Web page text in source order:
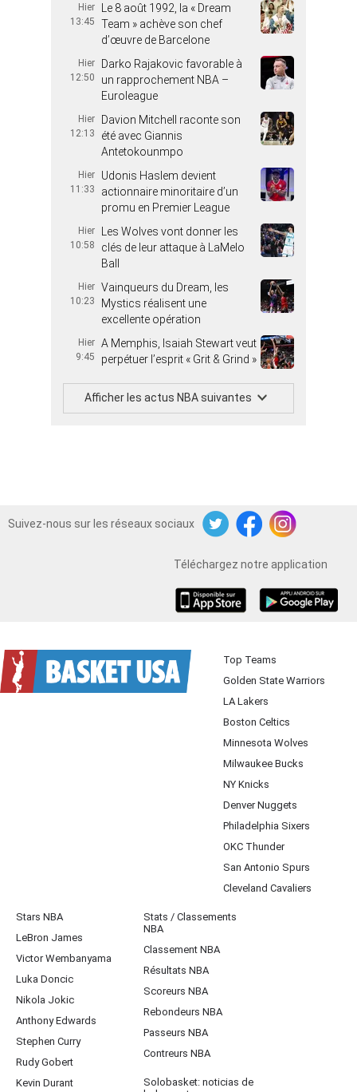
Hier
13:45
Le 8 août 1992, la « Dream
Team » achève son chef
d’œuvre de Barcelone
Hier
12:50
Darko Rajakovic favorable à
un rapprochement NBA –
Euroleague
Hier
12:13
Davion Mitchell raconte son
été avec Giannis
Antetokounmpo
Hier
11:33
Udonis Haslem devient
actionnaire minoritaire d’un
promu en Premier League
Hier
10:58
Les Wolves vont donner les
clés de leur attaque à LaMelo
Ball
Hier
10:23
Vainqueurs du Dream, les
Mystics réalisent une
excellente opération
Hier
9:45
A Memphis, Isaiah Stewart veut
perpétuer l’esprit « Grit & Grind »
Afficher les actus NBA suivantes
Suivez-nous sur les réseaux sociaux
TwitterFacebookInstagram
Téléchargez notre application
Top Teams
Golden State Warriors
LA Lakers
Boston Celtics
Minnesota Wolves
Milwaukee Bucks
NY Knicks
Denver Nuggets
Philadelphia Sixers
OKC Thunder
San Antonio Spurs
Cleveland Cavaliers
Stars NBA
LeBron James
Victor Wembanyama
Luka Doncic
Nikola Jokic
Anthony Edwards
Stephen Curry
Rudy Gobert
Kevin Durant
Stats / Classements
NBA
Classement NBA
Résultats NBA
Scoreurs NBA
Rebondeurs NBA
Passeurs NBA
Contreurs NBA
Solobasket: noticias de